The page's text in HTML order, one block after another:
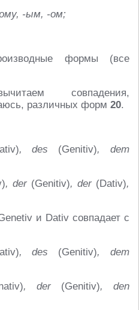
-ым, -ом;
формы (все
совпадения,
различных форм 20.
, des (Genitiv), dem
, der (Genitiv), der (Dativ),
и Dativ совпадает с
, des (Genitiv), dem
, der (Genitiv), den